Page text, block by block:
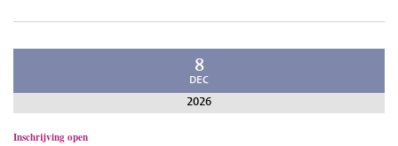
8
DEC
2026
Inschrijving open